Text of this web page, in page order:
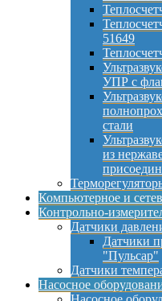
51649
УПР с
стали
из
Компьютерное и
Контрольно-
Датчики
Датчики
"Пульсар"
Датчики
Насосное